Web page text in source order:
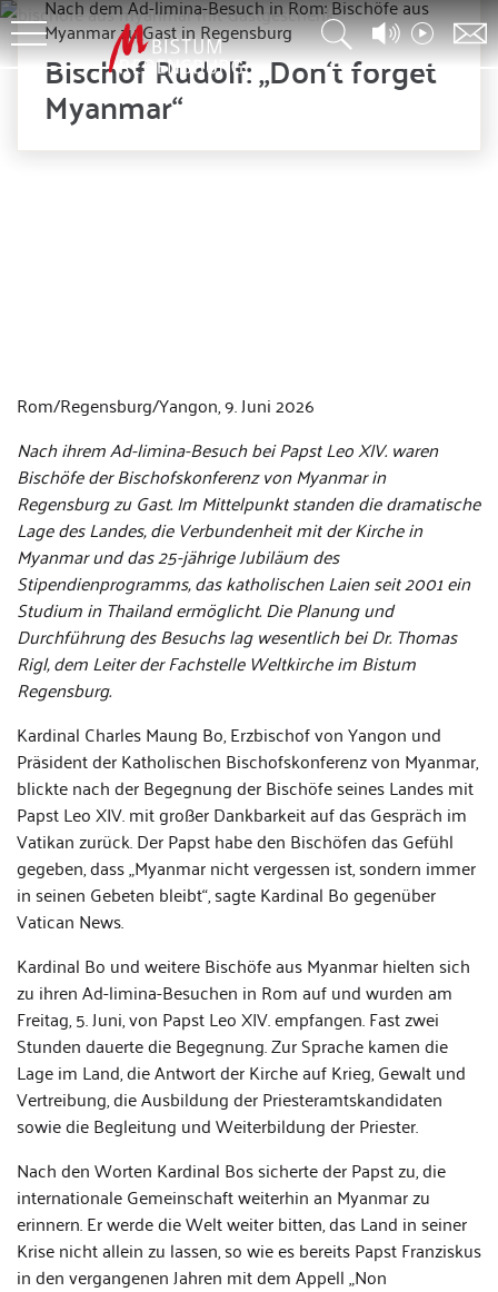
Nach dem Ad-limina-Besuch in Rom: Bischöfe aus
Myanmar zu Gast in Regensburg
Bischof Rudolf: „Don‘t forget
Myanmar“
Rom/Regensburg/Yangon, 9. Juni 2026
Nach ihrem Ad-limina-Besuch bei Papst Leo XIV. waren
Bischöfe der Bischofskonferenz von Myanmar in
Regensburg zu Gast. Im Mittelpunkt standen die dramatische
Lage des Landes, die Verbundenheit mit der Kirche in
Myanmar und das 25-jährige Jubiläum des
Stipendienprogramms, das katholischen Laien seit 2001 ein
Studium in Thailand ermöglicht. Die Planung und
Durchführung des Besuchs lag wesentlich bei Dr. Thomas
Rigl, dem Leiter der Fachstelle Weltkirche im Bistum
Regensburg.
Kardinal Charles Maung Bo, Erzbischof von Yangon und
Präsident der Katholischen Bischofskonferenz von Myanmar,
blickte nach der Begegnung der Bischöfe seines Landes mit
Papst Leo XIV. mit großer Dankbarkeit auf das Gespräch im
Vatikan zurück. Der Papst habe den Bischöfen das Gefühl
gegeben, dass „Myanmar nicht vergessen ist, sondern immer
in seinen Gebeten bleibt“, sagte Kardinal Bo gegenüber
Vatican News.
Kardinal Bo und weitere Bischöfe aus Myanmar hielten sich
zu ihren Ad-limina-Besuchen in Rom auf und wurden am
Freitag, 5. Juni, von Papst Leo XIV. empfangen. Fast zwei
Stunden dauerte die Begegnung. Zur Sprache kamen die
Lage im Land, die Antwort der Kirche auf Krieg, Gewalt und
Vertreibung, die Ausbildung der Priesteramtskandidaten
sowie die Begleitung und Weiterbildung der Priester.
Nach den Worten Kardinal Bos sicherte der Papst zu, die
internationale Gemeinschaft weiterhin an Myanmar zu
erinnern. Er werde die Welt weiter bitten, das Land in seiner
Krise nicht allein zu lassen, so wie es bereits Papst Franziskus
in den vergangenen Jahren mit dem Appell „Non